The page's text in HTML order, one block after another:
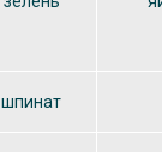
шпинат